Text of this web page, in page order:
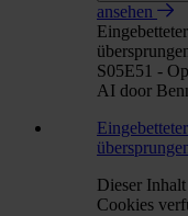
ansehen
S05E51 -
AI door
Dieser
Cookies